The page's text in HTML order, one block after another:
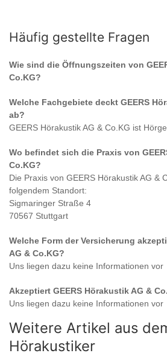
Häufig gestellte Fragen
Wie sind die Öffnungszeiten von
Co.KG?
Welche Fachgebiete deckt GEERS
ab?
GEERS Hörakustik AG & Co.KG ist
Wo befindet sich die Praxis von
Co.KG?
Die Praxis von GEERS Hörakustik AG &
folgendem Standort:
Sigmaringer Straße 4
70567 Stuttgart
Welche Form der Versicherung
AG & Co.KG?
Uns liegen dazu keine Informationen vor
Akzeptiert GEERS Hörakustik AG &
Uns liegen dazu keine Informationen vor
Weitere Artikel aus
Hörakustiker